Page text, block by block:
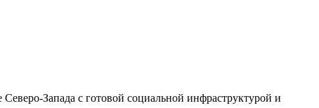
с готовой социальной инфраструктурой и